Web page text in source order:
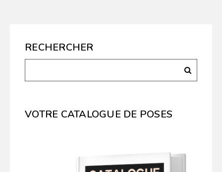
RECHERCHER
VOTRE CATALOGUE DE POSES